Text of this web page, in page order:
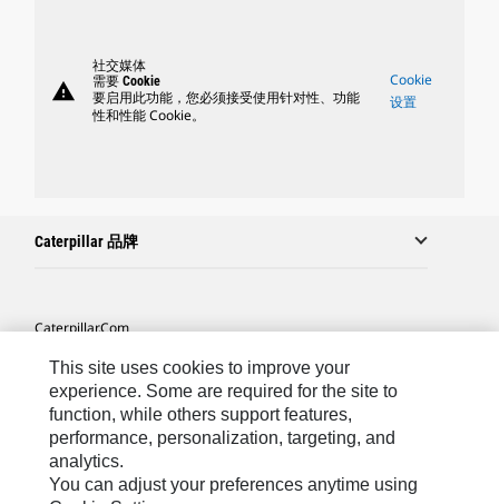
warning
社交媒体
需要 Cookie
要启用此功能，您必须接受使用针对性、功能
性和性能 Cookie。
Cookie
设置
Caterpillar 品牌
Caterpillar.com
联系 Caterpillar
站点地图
Cookie Settings
法律
This site uses cookies to improve your
experience. Some are required for the site to
function, while others support features,
performance, personalization, targeting, and
analytics.
You can adjust your preferences anytime using